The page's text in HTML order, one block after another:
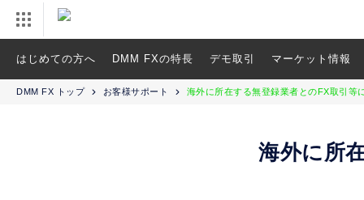
はじめての方へ DMM FXの特長 デモ取引 マーケット情報
DMM FX トップ お客様サポート 海外に所在する無登録業者とのFX取引等
海外に所